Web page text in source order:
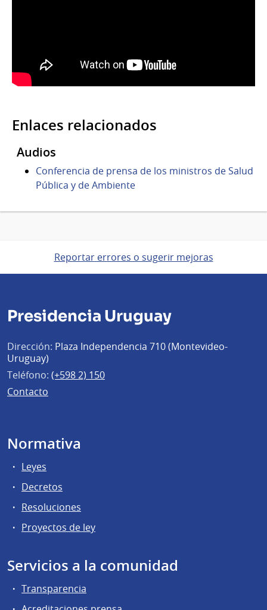
Enlaces relacionados
Audios
Conferencia de prensa de los ministros de Salud
Pública y de Ambiente
Reportar errores o sugerir mejoras
Presidencia Uruguay
Dirección: Plaza Independencia 710 (Montevideo-
Uruguay)
Teléfono: (+598 2) 150
Contacto
Normativa
Leyes
Decretos
Resoluciones
Proyectos de ley
Servicios a la comunidad
Transparencia